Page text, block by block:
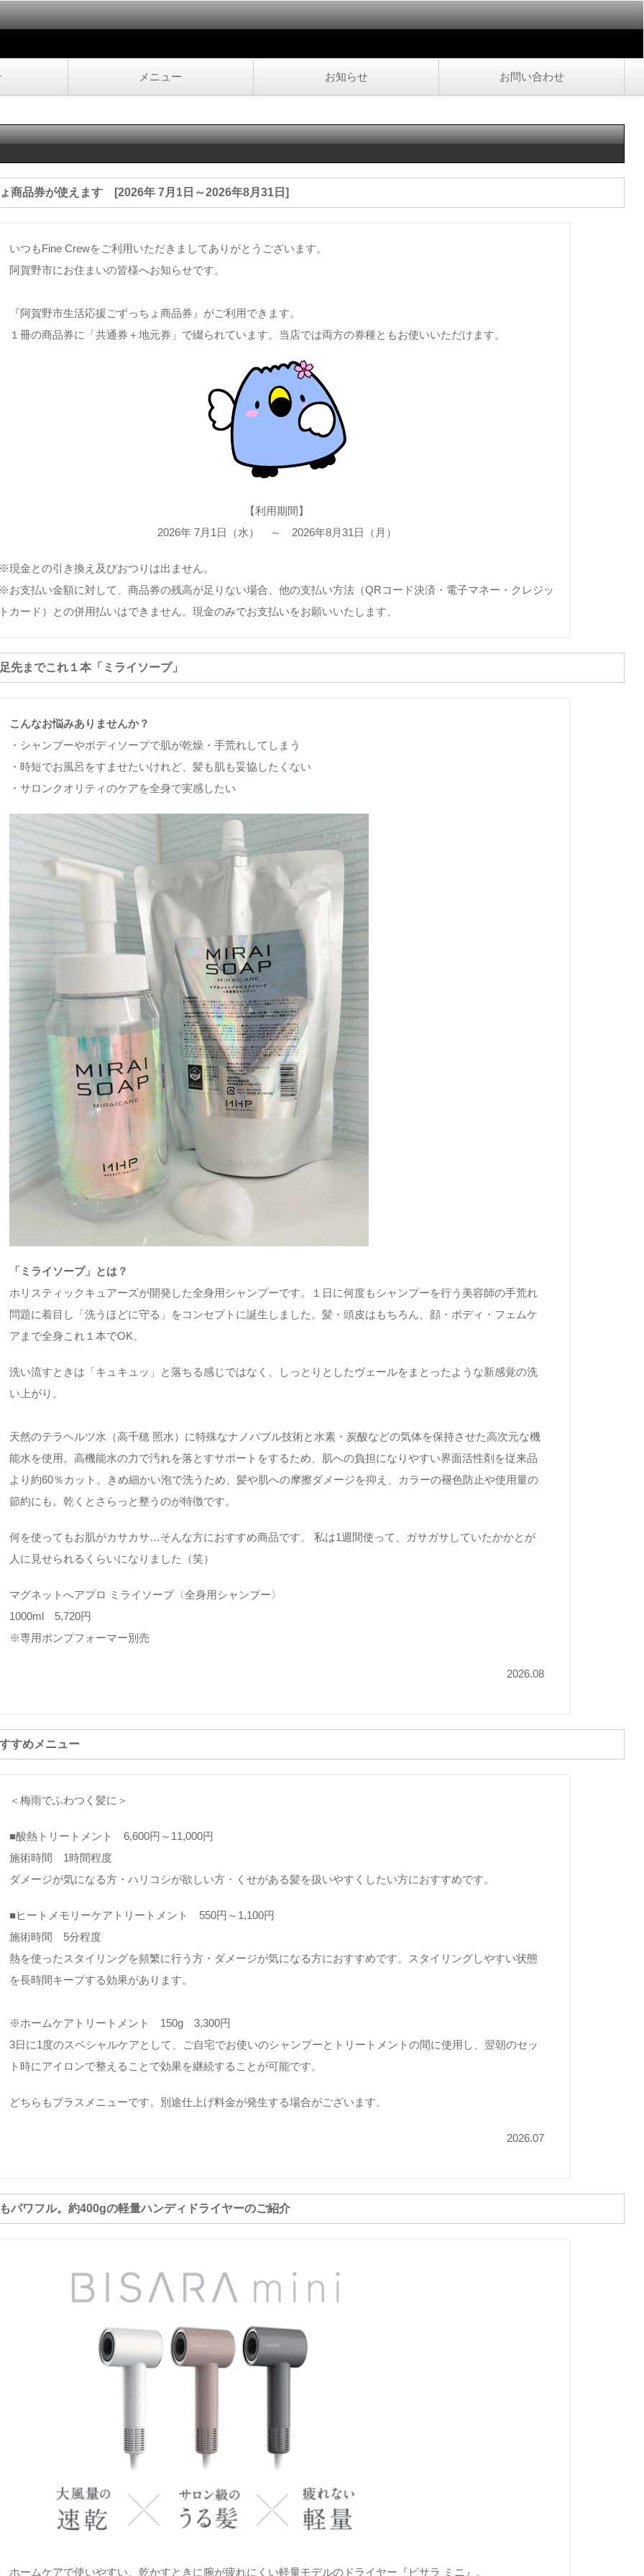
メニュー お知らせ お問い合わせ
ょ商品券が使えます [2026年 7月1日～2026年8月31日]
いつもFine Crewをご利用いただきましてありがとうございます。
阿賀野市にお住まいの皆様へお知らせです。
『阿賀野市生活応援ごずっちょ商品券』がご利用できます。
１冊の商品券に「共通券＋地元券」で綴られています。当店では両方の券種ともお使いいただけます。
【利用期間】
2026年 7月1日（水） ～ 2026年8月31日（月）
現金との引き換え及びおつりは出ません。
お支払い金額に対して、商品券の残高が足りない場合、他の支払い方法（QRコード決済・電子マネー・クレジッ
カード）との併用払いはできません。現金のみでお支払いをお願いいたします。
足先までこれ１本「ミライソープ」
こんなお悩みありませんか？
・シャンプーやボディソープで肌が乾燥・手荒れしてしまう
・時短でお風呂をすませたいけれど、髪も肌も妥協したくない
・サロンクオリティのケアを全身で実感したい
「ミライソープ」とは？
ホリスティックキュアーズが開発した全身用シャンプーです。１日に何度もシャンプーを行う美容師の手荒れ
問題に着目し「洗うほどに守る」をコンセプトに誕生しました。髪・頭皮はもちろん、顔・ボディ・フェムケ
アまで全身これ１本でOK。
洗い流すときは「キュキュッ」と落ちる感じではなく、しっとりとしたヴェールをまとったような新感覚の洗
い上がり。
天然のテラヘルツ水（高千穂 照水）に特殊なナノバブル技術と水素・炭酸などの気体を保持させた高次元な機
能水を使用。高機能水の力で汚れを落とすサポートをするため、肌への負担になりやすい界面活性剤を従来品
より約60％カット。きめ細かい泡で洗うため、髪や肌への摩擦ダメージを抑え、カラーの褪色防止や使用量の
節約にも。乾くとさらっと整うのが特徴です。
何を使ってもお肌がカサカサ…そんな方におすすめ商品です。 私は1週間使って、ガサガサしていたかかとが
人に見せられるくらいになりました（笑）
マグネットへアプロ ミライソープ〈全身用シャンプー〉
1000ml 5,720円
※専用ポンプフォーマー別売
2026.08
すすめメニュー
＜梅雨でふわつく髪に＞
■酸熱トリートメント 6,600円～11,000円
施術時間 1時間程度
ダメージが気になる方・ハリコシが欲しい方・くせがある髪を扱いやすくしたい方におすすめです。
■ヒートメモリーケアトリートメント 550円～1,100円
施術時間 5分程度
熱を使ったスタイリングを頻繁に行う方・ダメージが気になる方におすすめです。スタイリングしやすい状態
を長時間キープする効果があります。
※ホームケアトリートメント 150g 3,300円
3日に1度のスペシャルケアとして、ご自宅でお使いのシャンプーとトリートメントの間に使用し、翌朝のセッ
ト時にアイロンで整えることで効果を継続することが可能です。
どちらもプラスメニューです。別途仕上げ料金が発生する場合がございます。
2026.07
もパワフル。約400gの軽量ハンディドライヤーのご紹介
ホームケアで使いやすい、乾かすときに腕が疲れにくい軽量モデルのドライヤー『ビサラ ミニ』。